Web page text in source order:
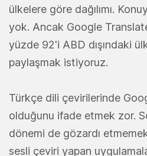
ülkelere göre dağılımı.
yok. Ancak Google
yüzde 92'i ABD dışındaki
paylaşmak istiyoruz.
Türkçe dili çevirilerinde
olduğunu ifade etmek zor.
dönemi de gözardı
sesli çeviri yapan